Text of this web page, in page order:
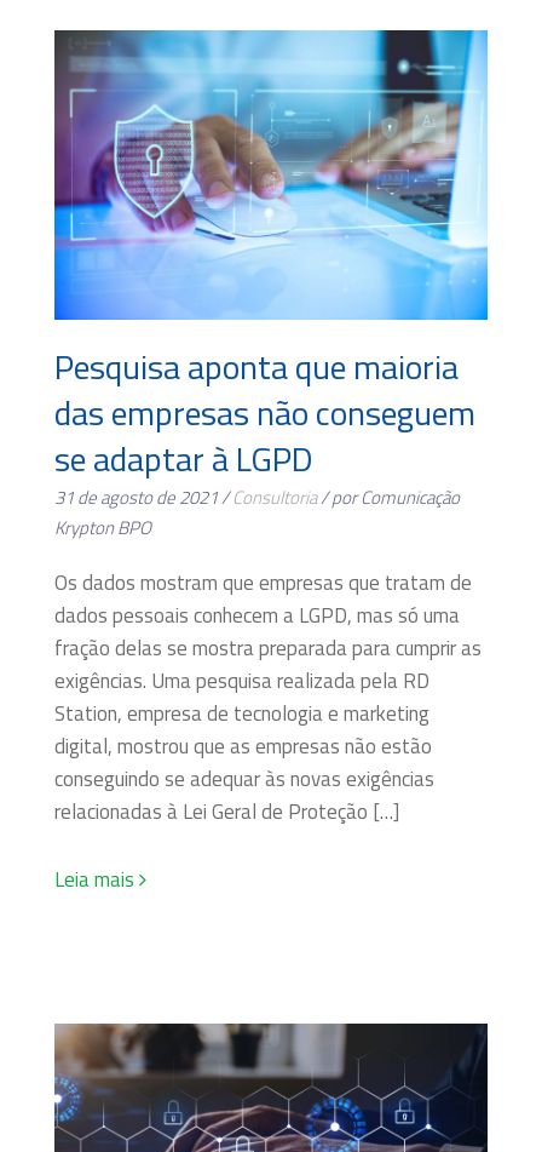
Pesquisa aponta que maioria
das empresas não conseguem
se adaptar à LGPD
31 de agosto de 2021 /Consultoria/ por Comunicação
Krypton BPO
Os dados mostram que empresas que tratam de
dados pessoais conhecem a LGPD, mas só uma
fração delas se mostra preparada para cumprir as
exigências. Uma pesquisa realizada pela RD
Station, empresa de tecnologia e marketing
digital, mostrou que as empresas não estão
conseguindo se adequar às novas exigências
relacionadas à Lei Geral de Proteção […]
Leia mais